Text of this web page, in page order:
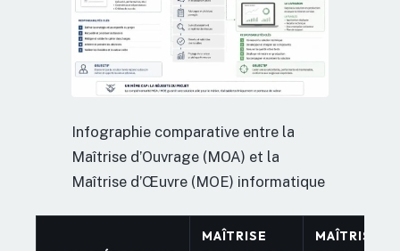
Infographie comparative entre la
Maîtrise d’Ouvrage (MOA) et la
Maîtrise d’Œuvre (MOE) informatique
MAÎTRISE
MAÎTRISE